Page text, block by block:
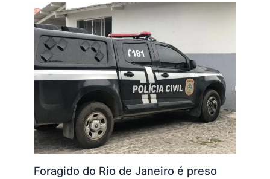
Foragido do Rio de Janeiro é preso